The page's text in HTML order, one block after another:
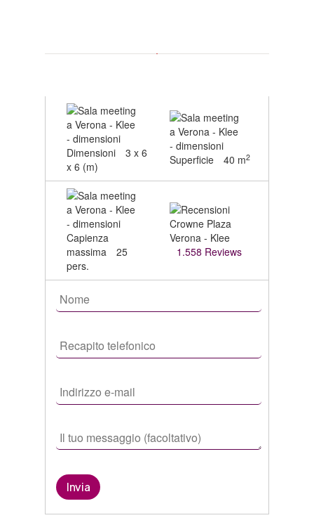
Dimensioni
3 x 6
x 6 (m)
Superficie 40 m2
Capienza
massima
25
pers.
1.558 Reviews